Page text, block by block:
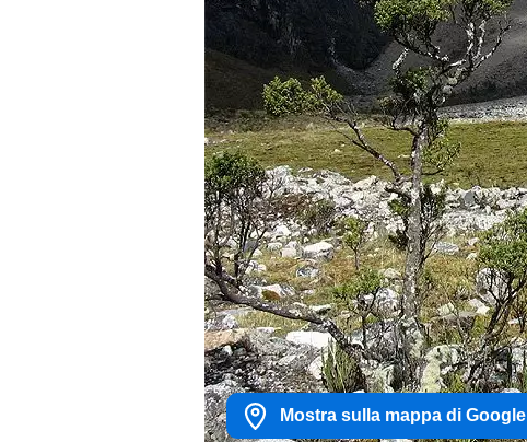
Mostra sulla mappa di Google